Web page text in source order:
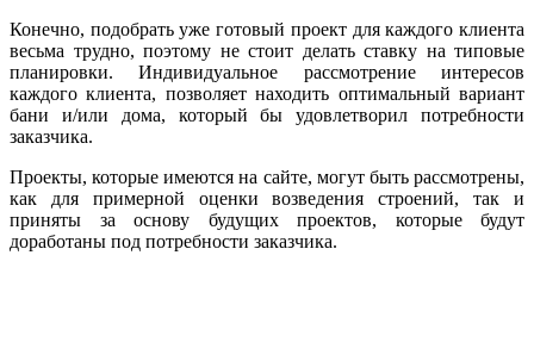
Конечно, подобрать уже готовый проект для каждого клиента
весьма трудно, поэтому не стоит делать ставку на типовые
планировки. Индивидуальное рассмотрение интересов
каждого клиента, позволяет находить оптимальный вариант
бани и/или дома, который бы удовлетворил потребности
заказчика.
Проекты, которые имеются на сайте, могут быть рассмотрены,
как для примерной оценки возведения строений, так и
приняты за основу будущих проектов, которые будут
доработаны под потребности заказчика.